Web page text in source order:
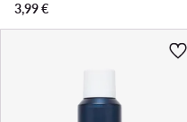
3,99€